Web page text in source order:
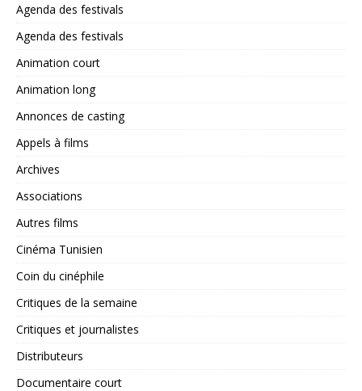
Agenda des festivals
Agenda des festivals
Animation court
Animation long
Annonces de casting
Appels à films
Archives
Associations
Autres films
Cinéma Tunisien
Coin du cinéphile
Critiques de la semaine
Critiques et journalistes
Distributeurs
Documentaire court